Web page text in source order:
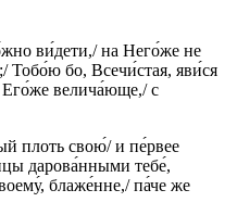
ви́дети,/ на Него́же не
Тобо́ю бо, Всечи́стая, яви́ся
велича́юще,/ с
плоть свою́/ и пе́рвее
дарова́нными тебе́,
блаже́нне,/ па́че же